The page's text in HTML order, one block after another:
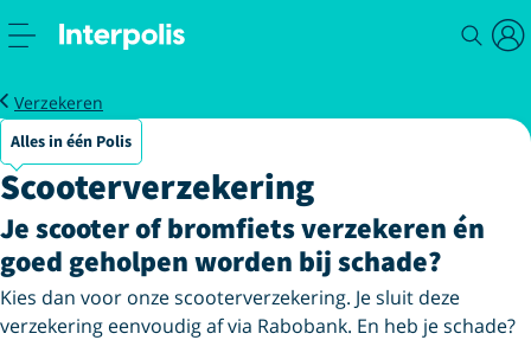
Verzekeren
Scooterverzekering
Scooterverzekering
Alles in één Polis
Je scooter of bromfiets verzekeren én
goed geholpen worden bij schade?
Kies dan voor onze scooterverzekering. Je sluit deze
verzekering eenvoudig af via Rabobank. En heb je schade?